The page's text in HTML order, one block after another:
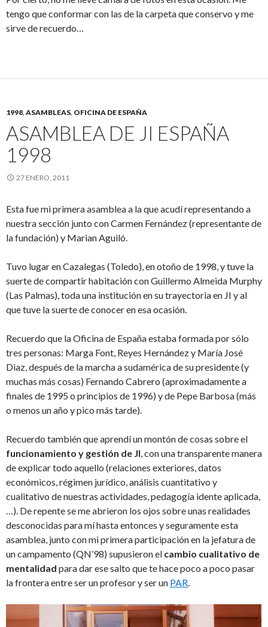
tengo que conformar con las de la carpeta que conservo y me
sirve de recuerdo…
1998, ASAMBLEAS, OFICINA DE ESPAÑA
ASAMBLEA DE JI ESPAÑA
1998
27 ENERO, 2011
Esta fue mi primera asamblea a la que acudí representando a
nuestra sección junto con Carmen Fernández (representante de
la fundación) y Marian Aguiló.
Tuvo lugar en Cazalegas (Toledo), en otoño de 1998, y tuve la
suerte de compartir habitación con Guillermo Almeida Murphy
(Las Palmas), toda una institución en su trayectoria en JI y al
que tuve la suerte de conocer en esa ocasión.
Recuerdo que la Oficina de España estaba formada por sólo
tres personas: Marga Font, Reyes Hernández y María José
Diaz, después de la marcha a sudamérica de su presidente (y
muchas más cosas) Fernando Cabrero (aproximadamente a
finales de 1995 o principios de 1996) y de Pepe Barbosa (más
o menos un año y pico más tarde).
Recuerdo también que aprendí un montón de cosas sobre el
funcionamiento y gestión de JI, con una transparente manera
de explicar todo aquello (relaciones exteriores, datos
económicos, régimen jurídico, análisis cuantitativo y
cualitativo de nuestras actividades, pedagogía idente aplicada,
…). De repente se me abrieron los ojos sobre unas realidades
desconocidas para mí hasta entonces y seguramente esta
asamblea, junto con mi primera participación en la jefatura de
un campamento (QN’98) supusieron el cambio cualitativo de
mentalidad para dar ese salto que te hace poco a poco pasar
la frontera entre ser un profesor y ser un PAR.